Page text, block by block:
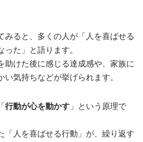
みると、多くの人が「人を喜ばせる
った」と語ります。
助けた後に感じる達成感や、家族に
い気持ちなどが挙げられます。
行動が心を動かす 」という原理で
「人を喜ばせる行動」が、繰り返す